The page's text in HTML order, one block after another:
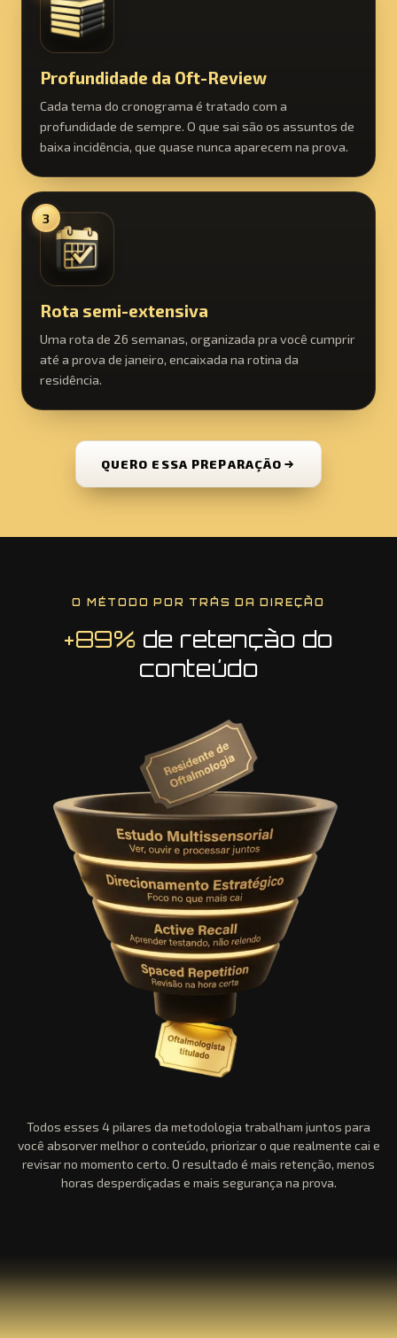
Profundidade da Oft-Review
Cada tema do cronograma é tratado com a
profundidade de sempre. O que sai são os assuntos de
baixa incidência, que quase nunca aparecem na prova.
3
Rota semi-extensiva
Uma rota de 26 semanas, organizada pra você cumprir
até a prova de janeiro, encaixada na rotina da
residência.
QUERO ESSA PREPARAÇÃO
O MÉTODO POR TRÁS DA DIREÇÃO
+89% de retenção do
conteúdo
Todos esses 4 pilares da metodologia trabalham juntos para
você absorver melhor o conteúdo, priorizar o que realmente cai e
revisar no momento certo. O resultado é mais retenção, menos
horas desperdiçadas e mais segurança na prova.